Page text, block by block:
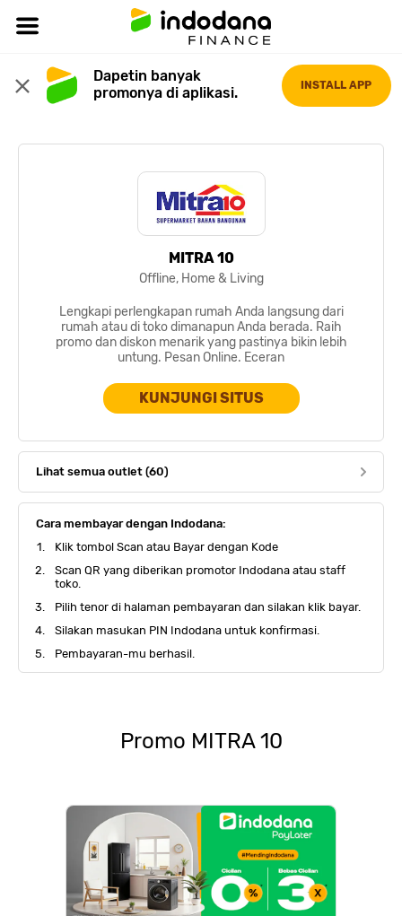
Dapetin banyak
promonya di aplikasi.
INSTALL APP
MITRA 10
Offline, Home & Living
Lengkapi perlengkapan rumah Anda langsung dari
rumah atau di toko dimanapun Anda berada. Raih
promo dan diskon menarik yang pastinya bikin lebih
untung. Pesan Online. Eceran
KUNJUNGI SITUS
Lihat semua outlet (60)
Cara membayar dengan Indodana:
Klik tombol Scan atau Bayar dengan Kode
Scan QR yang diberikan promotor Indodana atau staff
toko.
Pilih tenor di halaman pembayaran dan silakan klik bayar.
Silakan masukan PIN Indodana untuk konfirmasi.
Pembayaran-mu berhasil.
Promo MITRA 10